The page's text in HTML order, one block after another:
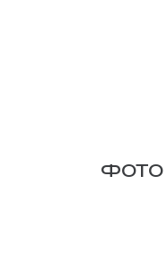
ФОТО